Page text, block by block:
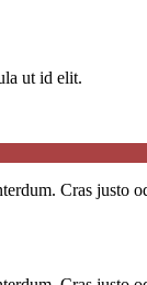
ut id elit.
Cras justo